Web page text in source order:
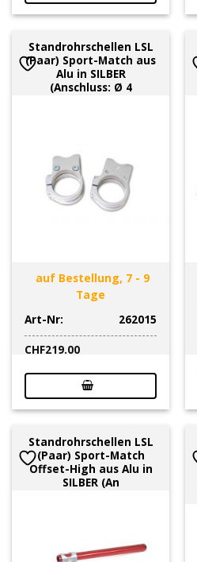
Standrohrschellen LSL
(Paar) Sport-Match aus
Alu in SILBER
(Anschluss: Ø 4
auf Bestellung, 7 - 9
Tage
Art-Nr:
262015
CHF219.00
Standrohrschellen LSL
(Paar) Sport-Match
Offset-High aus Alu in
SILBER (An